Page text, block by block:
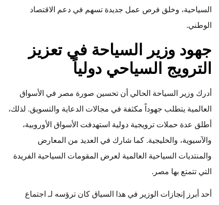
السياحية، وخلق فرص عمل جديدة تسهم في دعم الاقتصاد
الوطني.
جهود وزير السياحة في تعزيز
الترويج السياحي دولياً
أدرك وزير السياحة الحالي أن تحسين صورة مصر في الأسواق
العالمية يتطلب جهوداً مكثفة في مجالات الدعاية والتسويق. لذلك،
أطلق عدة حملات ترويجية دولية استهدفت الأسواق الأوروبية،
والآسيوية، والخليجية. كما شارك في العديد من المعارض
والمنتديات السياحية العالمية لعرض المقومات السياحية الفريدة
التي تتمتع بها مصر.
أحد أبرز إنجازات الوزير في هذا السياق كان ترؤسه لـ اجتماع